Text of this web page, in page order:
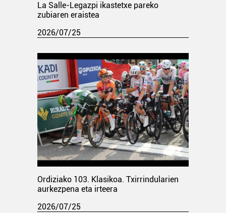
La Salle-Legazpi ikastetxe pareko
zubiaren eraistea
2026/07/25
Ordiziako 103. Klasikoa. Txirrindularien
aurkezpena eta irteera
2026/07/25